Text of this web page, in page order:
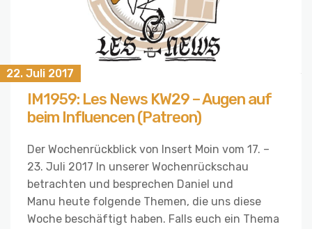
22. Juli 2017
IM1959: Les News KW29 – Augen auf
beim Influencen (Patreon)
Der Wochenrückblick von Insert Moin vom 17. –
23. Juli 2017 In unserer Wochenrückschau
betrachten und besprechen Daniel und
Manu heute folgende Themen, die uns diese
Woche beschäftigt haben. Falls euch ein Thema